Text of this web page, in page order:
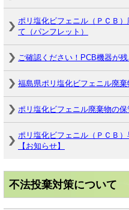
ポリ塩化ビフェニル（ＰＣＢ
て（パンフレット）
ご確認ください！PCB機器が
福島県ポリ塩化ビフェニル廃
ポリ塩化ビフェニル廃棄物の
ポリ塩化ビフェニル（ＰＣＢ
【お知らせ】
不法投棄対策について